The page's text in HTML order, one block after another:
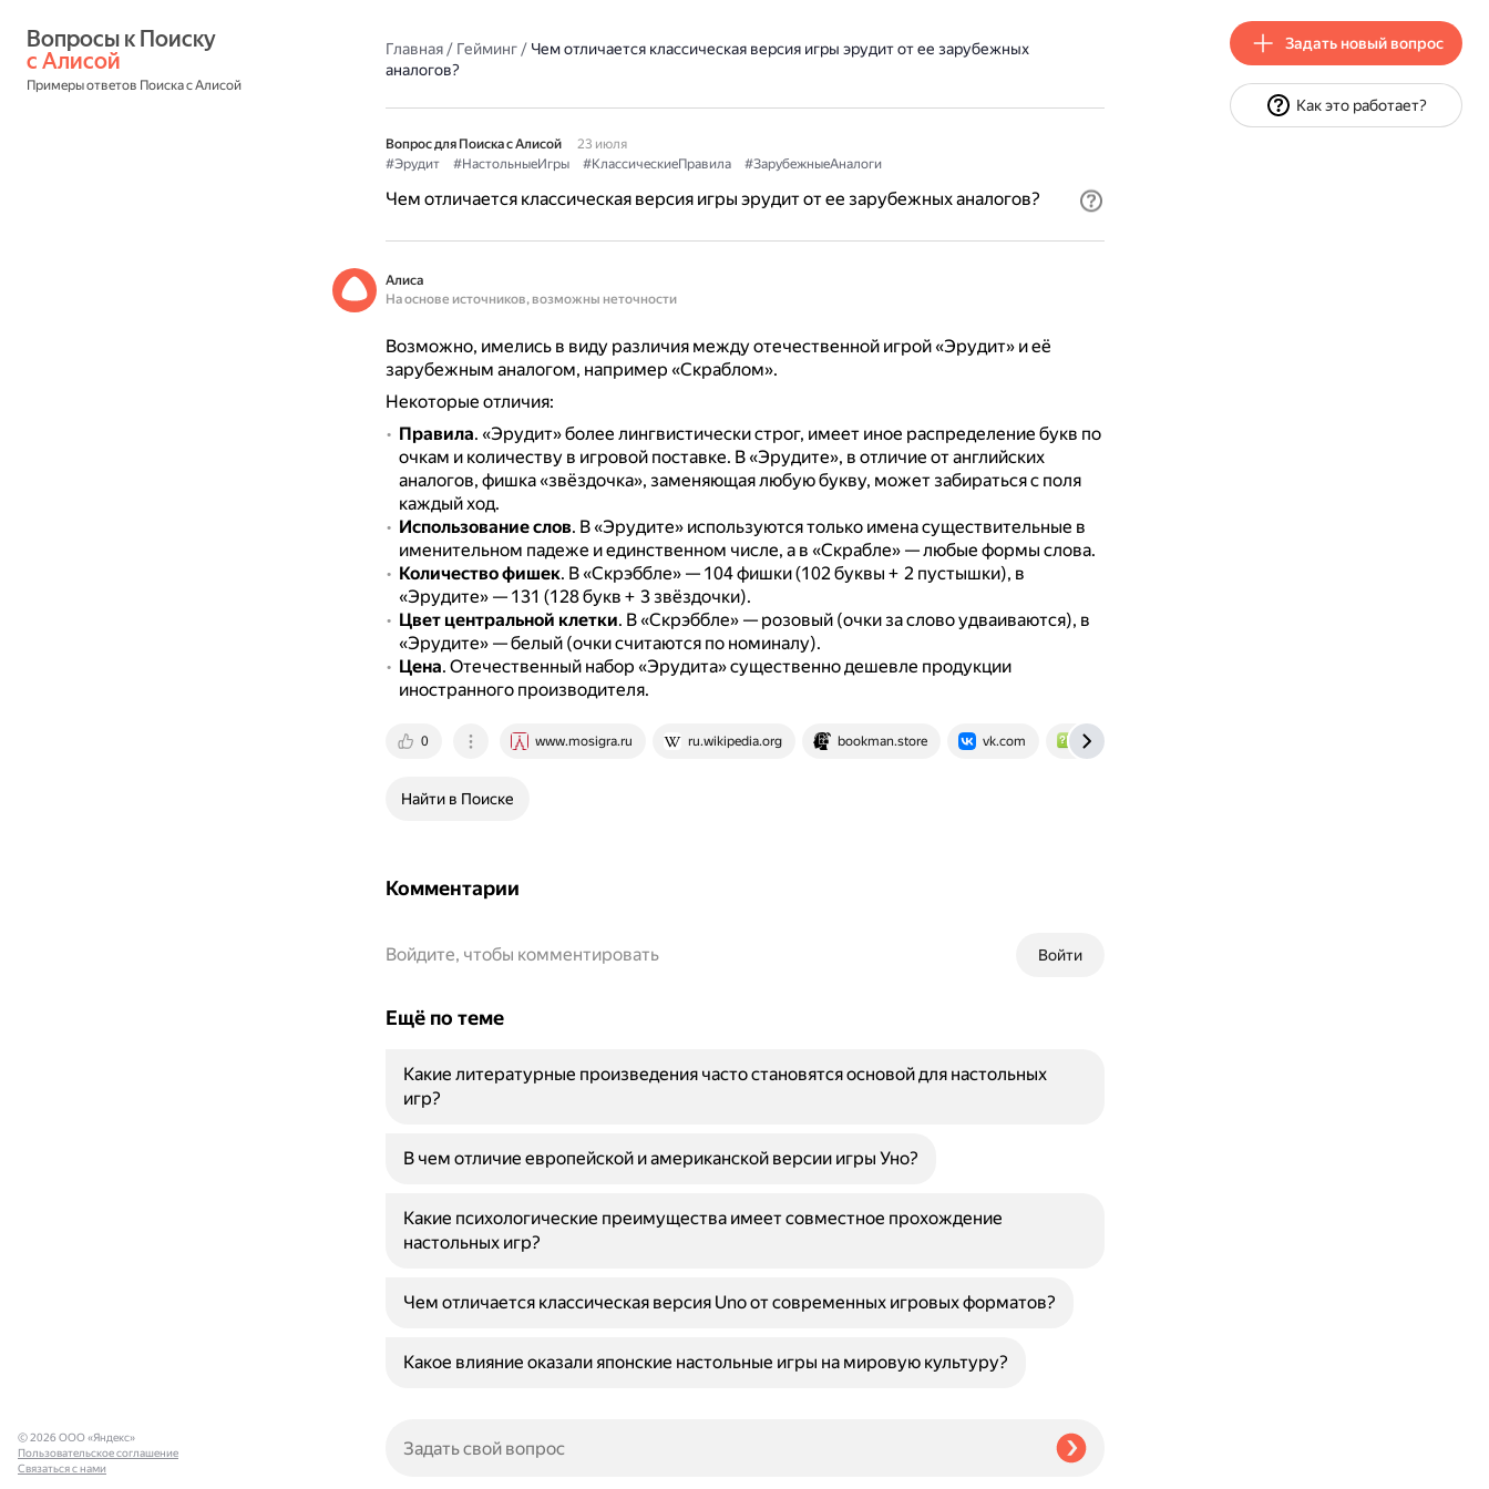
с Алисой
Примеры ответов Поиска с Алисой
Главная/ Гейминг/ Чем отличается классическая версия игры эрудит от ее зарубежных
аналогов?
Вопрос для Поиска с Алисой
23 июля
#Эрудит
#НастольныеИгры #КлассическиеПравила #ЗарубежныеАналоги
Чем отличается классическая версия игры эрудит от ее зарубежных аналогов?
Алиса
На основе источников, возможны неточности
Возможно, имелись в виду различия между отечественной игрой «Эрудит» и её
зарубежным аналогом, например «Скраблом».
Некоторые отличия:
Правила. «Эрудит» более лингвистически строг, имеет иное распределение букв по
очкам и количеству в игровой поставке. В «Эрудите», в отличие от английских
аналогов, фишка «звёздочка», заменяющая любую букву, может забираться с поля
каждый ход.
Использование слов. В «Эрудите» используются только имена существительные в
именительном падеже и единственном числе, а в «Скрабле» — любые формы слова.
Количество фишек. В «Скрэббле» — 104 фишки (102 буквы + 2 пустышки), в
«Эрудите» — 131 (128 букв + 3 звёздочки).
Цвет центральной клетки. В «Скрэббле» — розовый (очки за слово удваиваются), в
«Эрудите» — белый (очки считаются по номиналу).
Цена. Отечественный набор «Эрудита» существенно дешевле продукции
иностранного производителя.
0 www.mosigra.ru ru.wikipedia.org bookman.store vk.com www.bolshoyvopros.ru
Найти в Поиске
Комментарии
Войти
Войдите, чтобы комментировать
Ещё по теме
Какие литературные произведения часто становятся основой для настольных
игр?
В чем отличие европейской и американской версии игры Уно?
Какие психологические преимущества имеет совместное прохождение
настольных игр?
Чем отличается классическая версия Uno от современных игровых форматов?
Какое влияние оказали японские настольные игры на мировую культуру?
© 2026 ООО «Яндекс»
Пользовательское соглашение
Связаться с нами
Задать новый вопрос
Как это работает?